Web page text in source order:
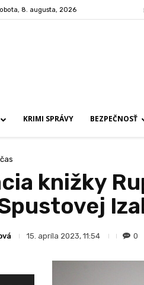
8. augusta, 2026
KRIMI SPRÁVY BEZPEČNOSŤ
knižky
15. apríla 2023, 11:54 0